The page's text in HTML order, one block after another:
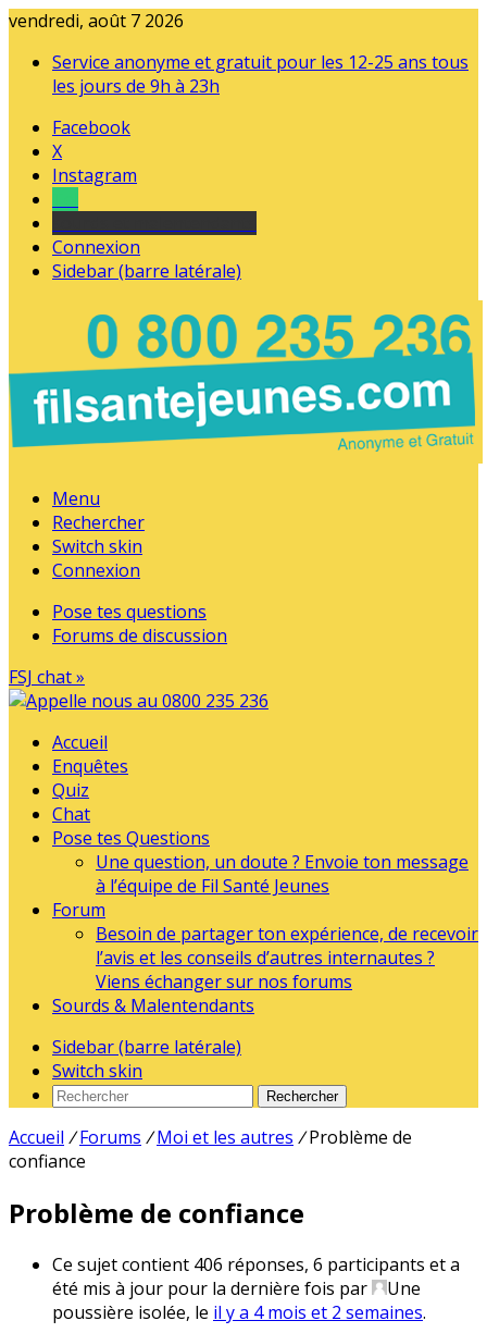
vendredi, août 7 2026
Service anonyme et gratuit pour les 12-25 ans tous
les jours de 9h à 23h
Facebook
X
Instagram
Connexion
Sidebar (barre latérale)
Menu
Rechercher
Switch skin
Connexion
Pose tes questions
Forums de discussion
FSJ chat »
Accueil
Enquêtes
Quiz
Chat
Pose tes Questions
Une question, un doute ? Envoie ton message
à l’équipe de Fil Santé Jeunes
Forum
Besoin de partager ton expérience, de recevoir
l’avis et les conseils d’autres internautes ?
Viens échanger sur nos forums
Sourds & Malentendants
Sidebar (barre latérale)
Switch skin
Rechercher
Accueil / Forums / Moi et les autres / Problème de
confiance
Problème de confiance
Ce sujet contient 406 réponses, 6 participants et a
été mis à jour pour la dernière fois par
Une
poussière isolée, le il y a 4 mois et 2 semaines.